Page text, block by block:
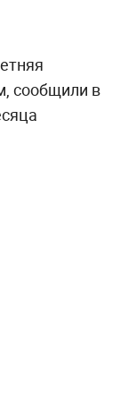
сообщили в